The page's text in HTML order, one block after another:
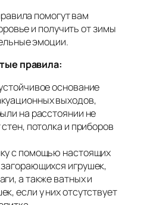
помогут вам
и получить от зимы
эмоции.
правила:
основание
выходов,
на расстоянии не
потолка и приборов
с помощью настоящих
игрушек,
а также ватных и
если у них отсутствует